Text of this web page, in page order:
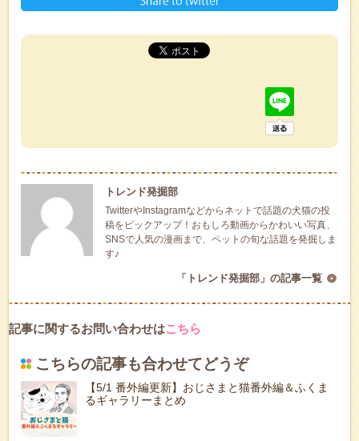
トレンド発掘部
TwitterやInstagramなどからネットで話題の犬猫の投
稿をピックアップ！おもしろ動画からかわいい写真、
SNSで人気の漫画まで、ペットの旬な話題を発掘しま
す♪
「トレンド発掘部」の記事一覧
記事に関するお問い合わせはこちら
こちらの記事も合わせてどうぞ
【5/1 番外編更新】おじさまと猫番外編＆ふくま
るギャラリーまとめ